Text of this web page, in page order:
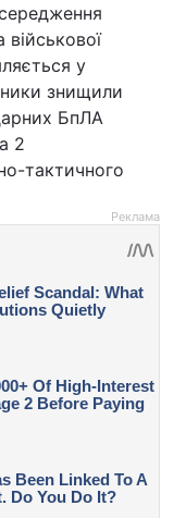
у
знищили
БпЛА
2
тактичного
Реклама